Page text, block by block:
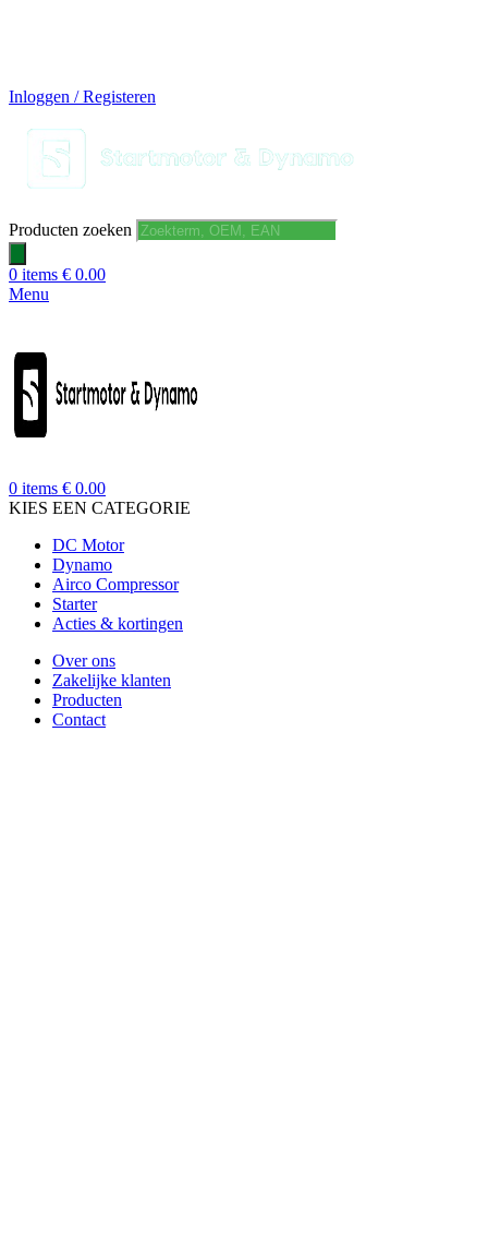
Inloggen / Registeren
Producten zoeken
0 items € 0.00
Menu
0 items € 0.00
KIES EEN CATEGORIE
DC Motor
Dynamo
Airco Compressor
Starter
Acties & kortingen
Over ons
Zakelijke klanten
Producten
Contact